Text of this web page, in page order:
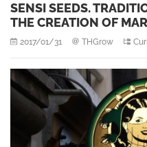
SENSI SEEDS.
THE CREATION OF
2017/01/31 THGrow